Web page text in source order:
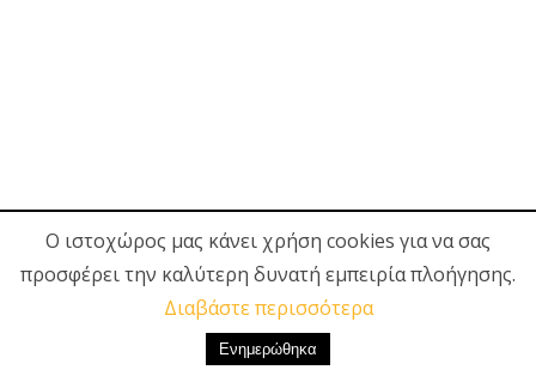
Ο ιστοχώρος μας κάνει χρήση cookies για να σας
προσφέρει την καλύτερη δυνατή εμπειρία πλοήγησης.
Διαβάστε περισσότερα